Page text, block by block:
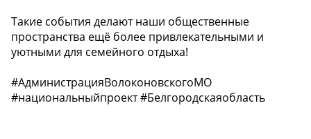
Такие события делают наши общественные
пространства ещё более привлекательными и
уютными для семейного отдыха!
#АдминистрацияВолоконовскогоМО
#национальныйпроект #Белгородскаяобласть